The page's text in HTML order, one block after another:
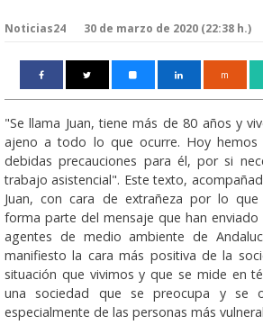
Noticias24 30 de marzo de 2020 (22:38 h.)
m
"Se llama Juan, tiene más de 80 años y
ajeno a todo lo que ocurre. Hoy
debidas precauciones para él, por si
trabajo asistencial". Este texto,
Juan, con cara de extrañeza por lo
forma parte del mensaje que han
agentes de medio ambiente de
manifiesto la cara más positiva de la
situación que vivimos y que se mide en
una sociedad que se preocupa y se
especialmente de las personas más